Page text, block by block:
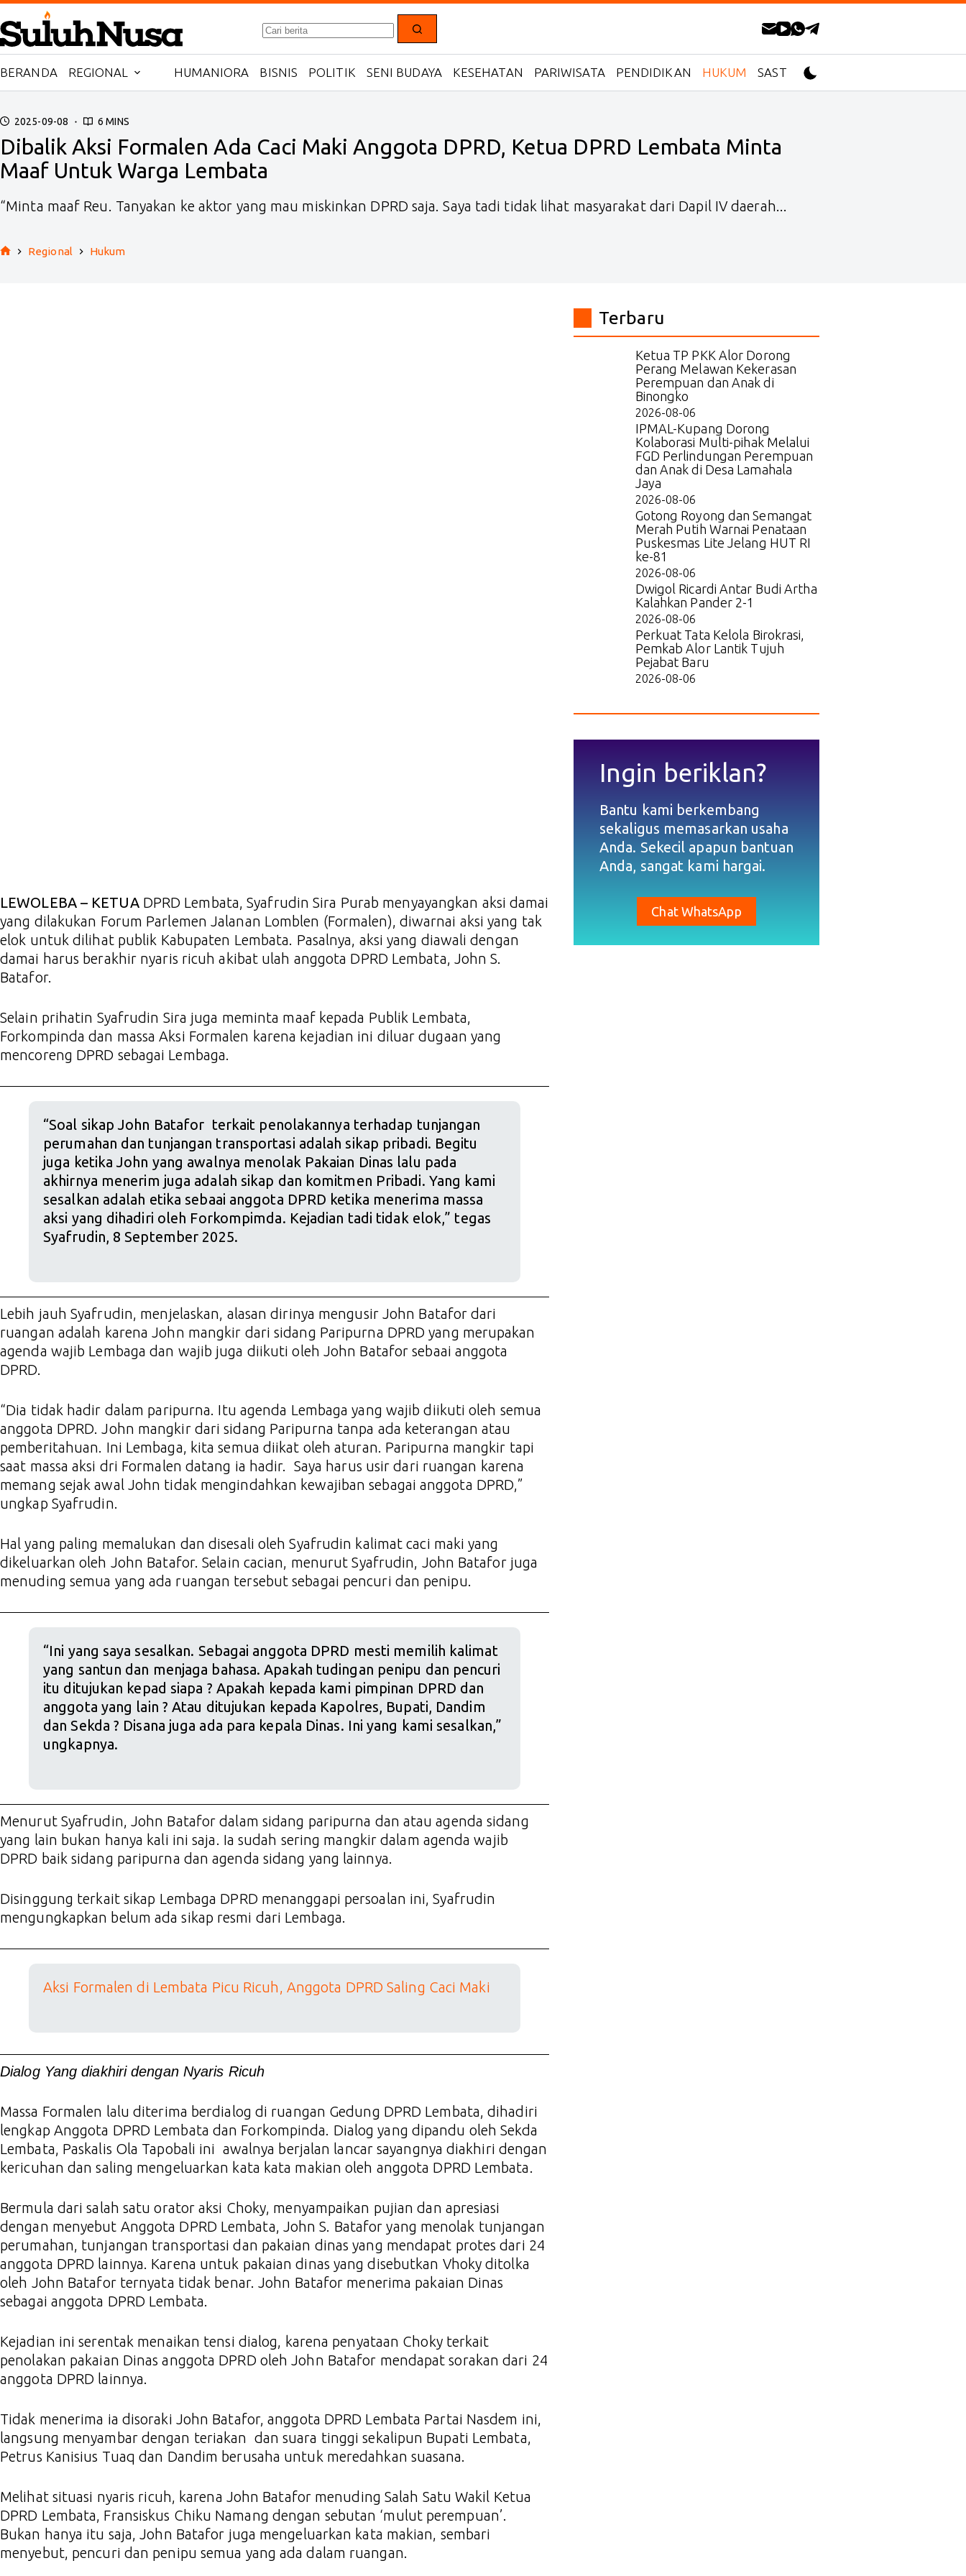
Skip
to
content
No
results
BERANDA REGIONAL HUMANIORA BISNIS POLITIK SENI BUDAYA KESEHATAN PARIWISATA PENDIDIKAN HUKUM SASTRA
2025-09-08 6 MINS
Dibalik Aksi Formalen Ada Caci Maki Anggota DPRD, Ketua DPRD Lembata Minta
Maaf Untuk Warga Lembata
“Minta maaf Reu. Tanyakan ke aktor yang mau miskinkan DPRD saja. Saya tadi tidak lihat masyarakat dari Dapil IV daerah...
Regional Hukum
LEWOLEBA – KETUA DPRD Lembata, Syafrudin Sira Purab menyayangkan aksi damai
yang dilakukan Forum Parlemen Jalanan Lomblen (Formalen), diwarnai aksi yang tak
elok untuk dilihat publik Kabupaten Lembata. Pasalnya, aksi yang diawali dengan
damai harus berakhir nyaris ricuh akibat ulah anggota DPRD Lembata, John S.
Batafor.
Selain prihatin Syafrudin Sira juga meminta maaf kepada Publik Lembata,
Forkompinda dan massa Aksi Formalen karena kejadian ini diluar dugaan yang
mencoreng DPRD sebagai Lembaga.
“Soal sikap John Batafor terkait penolakannya terhadap tunjangan
perumahan dan tunjangan transportasi adalah sikap pribadi. Begitu
juga ketika John yang awalnya menolak Pakaian Dinas lalu pada
akhirnya menerim juga adalah sikap dan komitmen Pribadi. Yang kami
sesalkan adalah etika sebaai anggota DPRD ketika menerima massa
aksi yang dihadiri oleh Forkompimda. Kejadian tadi tidak elok,” tegas
Syafrudin, 8 September 2025.
Lebih jauh Syafrudin, menjelaskan, alasan dirinya mengusir John Batafor dari
ruangan adalah karena John mangkir dari sidang Paripurna DPRD yang merupakan
agenda wajib Lembaga dan wajib juga diikuti oleh John Batafor sebaai anggota
DPRD.
“Dia tidak hadir dalam paripurna. Itu agenda Lembaga yang wajib diikuti oleh semua
anggota DPRD. John mangkir dari sidang Paripurna tanpa ada keterangan atau
pemberitahuan. Ini Lembaga, kita semua diikat oleh aturan. Paripurna mangkir tapi
saat massa aksi dri Formalen datang ia hadir. Saya harus usir dari ruangan karena
memang sejak awal John tidak mengindahkan kewajiban sebagai anggota DPRD,”
ungkap Syafrudin.
Hal yang paling memalukan dan disesali oleh Syafrudin kalimat caci maki yang
dikeluarkan oleh John Batafor. Selain cacian, menurut Syafrudin, John Batafor juga
menuding semua yang ada ruangan tersebut sebagai pencuri dan penipu.
“Ini yang saya sesalkan. Sebagai anggota DPRD mesti memilih kalimat
yang santun dan menjaga bahasa. Apakah tudingan penipu dan pencuri
itu ditujukan kepad siapa ? Apakah kepada kami pimpinan DPRD dan
anggota yang lain ? Atau ditujukan kepada Kapolres, Bupati, Dandim
dan Sekda ? Disana juga ada para kepala Dinas. Ini yang kami sesalkan,”
ungkapnya.
Menurut Syafrudin, John Batafor dalam sidang paripurna dan atau agenda sidang
yang lain bukan hanya kali ini saja. Ia sudah sering mangkir dalam agenda wajib
DPRD baik sidang paripurna dan agenda sidang yang lainnya.
Disinggung terkait sikap Lembaga DPRD menanggapi persoalan ini, Syafrudin
mengungkapkan belum ada sikap resmi dari Lembaga.
Aksi Formalen di Lembata Picu Ricuh, Anggota DPRD Saling Caci Maki
Dialog Yang diakhiri dengan Nyaris Ricuh
Massa Formalen lalu diterima berdialog di ruangan Gedung DPRD Lembata, dihadiri
lengkap Anggota DPRD Lembata dan Forkompinda. Dialog yang dipandu oleh Sekda
Lembata, Paskalis Ola Tapobali ini awalnya berjalan lancar sayangnya diakhiri dengan
kericuhan dan saling mengeluarkan kata kata makian oleh anggota DPRD Lembata.
Bermula dari salah satu orator aksi Choky, menyampaikan pujian dan apresiasi
dengan menyebut Anggota DPRD Lembata, John S. Batafor yang menolak tunjangan
perumahan, tunjangan transportasi dan pakaian dinas yang mendapat protes dari 24
anggota DPRD lainnya. Karena untuk pakaian dinas yang disebutkan Vhoky ditolka
oleh John Batafor ternyata tidak benar. John Batafor menerima pakaian Dinas
sebagai anggota DPRD Lembata.
Kejadian ini serentak menaikan tensi dialog, karena penyataan Choky terkait
penolakan pakaian Dinas anggota DPRD oleh John Batafor mendapat sorakan dari 24
anggota DPRD lainnya.
Tidak menerima ia disoraki John Batafor, anggota DPRD Lembata Partai Nasdem ini,
langsung menyambar dengan teriakan dan suara tinggi sekalipun Bupati Lembata,
Petrus Kanisius Tuaq dan Dandim berusaha untuk meredahkan suasana.
Melihat situasi nyaris ricuh, karena John Batafor menuding Salah Satu Wakil Ketua
DPRD Lembata, Fransiskus Chiku Namang dengan sebutan ‘mulut perempuan’.
Bukan hanya itu saja, John Batafor juga mengeluarkan kata makian, sembari
menyebut, pencuri dan penipu semua yang ada dalam ruangan.
Terbaru
Ketua TP PKK Alor Dorong
Perang Melawan Kekerasan
Perempuan dan Anak di
Binongko
2026-08-06
IPMAL-Kupang Dorong
Kolaborasi Multi-pihak Melalui
FGD Perlindungan Perempuan
dan Anak di Desa Lamahala
Jaya
2026-08-06
Gotong Royong dan Semangat
Merah Putih Warnai Penataan
Puskesmas Lite Jelang HUT RI
ke-81
2026-08-06
Dwigol Ricardi Antar Budi Artha
Kalahkan Pander 2-1
2026-08-06
Perkuat Tata Kelola Birokrasi,
Pemkab Alor Lantik Tujuh
Pejabat Baru
2026-08-06
Ingin beriklan?
Bantu kami berkembang
sekaligus memasarkan usaha
Anda. Sekecil apapun bantuan
Anda, sangat kami hargai.
Chat WhatsApp